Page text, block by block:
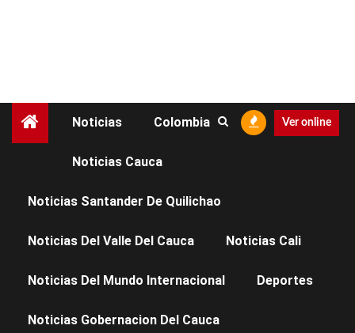
Noticias Colombia
Noticias Cauca
Noticias Santander De Quilichao
Noticias Del Valle Del Cauca Noticias Cali
Noticias Del Mundo Internacional Deportes
Noticias Gobernacion Del Cauca
Ver online
Facebook